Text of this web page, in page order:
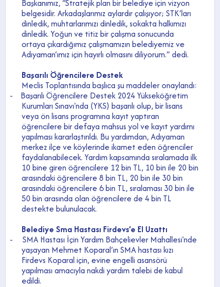
Başkanımız, “Stratejik plan bir belediye için vizyon
belgesidir. Arkadaşlarımız aylardır çalışıyor; STK’ları
dinledik, muhtarlarımızı dinledik, sokakta halkımızı
dinledik. Yoğun ve titiz bir çalışma sonucunda
ortaya çıkardığımız çalışmamızın belediyemiz ve
Adıyaman’ımız için hayırlı olmasını diliyorum.” dedi.
Başarılı Öğrencilere Destek
Meclis Toplantısında başlıca şu maddeler onaylandı:
-
Başarılı Öğrencilere Destek 2024 Yükseköğretim
Kurumları Sınavı'nda (YKS) başarılı olup, bir lisans
veya ön lisans programına kayıt yaptıran
öğrencilere bir defaya mahsus yol ve kayıt yardımı
yapılması kararlaştırıldı. Bu yardımdan, Adıyaman
merkez ilçe ve köylerinde ikamet eden öğrenciler
faydalanabilecek. Yardım kapsamında sıralamada ilk
10 bine giren öğrencilere 12 bin TL, 10 bin ile 20 bin
arasındaki öğrencilere 8 bin TL, 20 bin ile 30 bin
arasındaki öğrencilere 6 bin TL, sıralaması 30 bin ile
50 bin arasında olan öğrencilere de 4 bin TL
destekte bulunulacak.
Belediye Sma Hastası Firdevs’e El Uzattı
-
SMA Hastası İçin Yardım Bahçelievler Mahallesi'nde
yaşayan Mehmet Koparal’ın SMA hastası kızı
Firdevs Koparal için, evine engelli asansörü
yapılması amacıyla nakdi yardım talebi de kabul
edildi.